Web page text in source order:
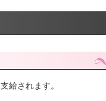
給されます。